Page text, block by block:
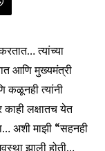
त्यांच्या
आणि मुख्यमंत्री
कळूनही त्यांनी
काही लक्षातच येत
अशी माझी “सहनही
झाली होती…